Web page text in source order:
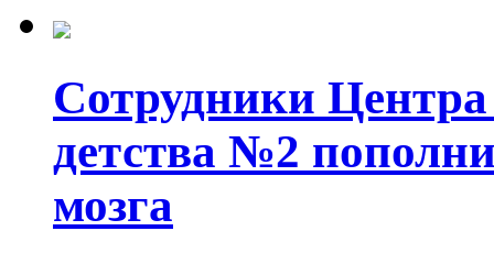
Сотрудники
детства №2
мозга